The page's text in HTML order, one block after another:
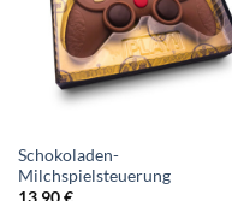
Schokoladen-
Milchspielsteuerung